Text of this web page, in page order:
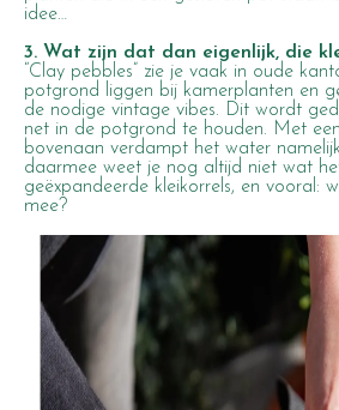
idee…
3. Wat zijn dat dan eigenlijk, die
“Clay pebbles” zie je vaak in oude
potgrond liggen bij kamerplanten en
de nodige vintage vibes. Dit wordt
net in de potgrond te houden. Met
bovenaan verdampt het water
daarmee weet je nog altijd niet wat
geëxpandeerde kleikorrels, en vooral:
mee?